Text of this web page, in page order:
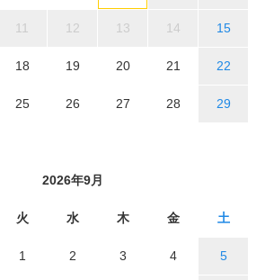
11 12 13 14 15
18 19 20 21 22
25 26 27 28 29
2026年9月
火 水 木 金 土
1 2 3 4 5